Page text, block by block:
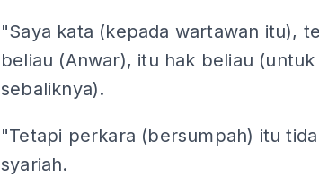
"Saya kata (kepada wartawan itu),
beliau (Anwar), itu hak beliau
sebaliknya).
"Tetapi perkara (bersumpah) itu
syariah.